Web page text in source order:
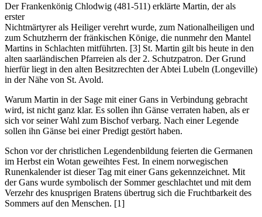
Der Frankenkönig Chlodwig (481-511) erklärte Martin, der als
erster
Nichtmärtyrer als Heiliger verehrt wurde, zum Nationalheiligen und
zum Schutzherrn der fränkischen Könige, die nunmehr den Mantel
Martins in Schlachten mitführten. [3] St. Martin gilt bis heute in den
alten saarländischen Pfarreien als der 2. Schutzpatron. Der Grund
hierfür liegt in den alten Besitzrechten der Abtei Lubeln (Longeville)
in der Nähe von St. Avold.
Warum Martin in der Sage mit einer Gans in Verbindung gebracht
wird, ist nicht ganz klar. Es sollen ihn Gänse verraten haben, als er
sich vor seiner Wahl zum Bischof verbarg. Nach einer Legende
sollen ihn Gänse bei einer Predigt gestört haben.
Schon vor der christlichen Legendenbildung feierten die Germanen
im Herbst ein Wotan geweihtes Fest. In einem norwegischen
Runenkalender ist dieser Tag mit einer Gans gekennzeichnet. Mit
der Gans wurde symbolisch der Sommer geschlachtet und mit dem
Verzehr des knusprigen Bratens übertrug sich die Fruchtbarkeit des
Sommers auf den Menschen. [1]